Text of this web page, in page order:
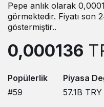
Pepe anlık olarak
görmektedir. Fiyatı son
göstermiştir..
0,000136
Popülerlik
#59
Piyasa
57.1B TRY